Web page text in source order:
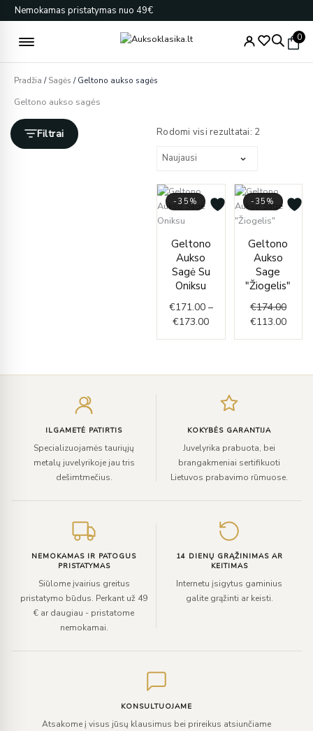
Pereiti
prie
turinio
Nemokamas pristatymas nuo 49€
0
Pradžia /Sagės / Geltono aukso sagės
Geltono aukso sagės
Filtrai Rodomi visi rezultatai: 2pagal
-35%
Geltono
Aukso
Sagė Su
Oniksu
€171.00 –
€173.00
range:
through
-35%
Geltono
Aukso
Sage
"Žiogelis"
€174.00
price
€113.00
price
ILGAMETĖ PATIRTIS
Specializuojamės tauriųjų
metalų juvelyrikoje jau tris
dešimtmečius.
KOKYBĖS GARANTIJA
Juvelyrika prabuota, bei
brangakmeniai sertifikuoti
Lietuvos prabavimo rūmuose.
NEMOKAMAS IR PATOGUS
PRISTATYMAS
Siūlome įvairius greitus
pristatymo būdus. Perkant už 49
€ ar daugiau - pristatome
nemokamai.
14 DIENŲ GRĄŽINIMAS AR
KEITIMAS
Internetu įsigytus gaminius
galite grąžinti ar keisti.
KONSULTUOJAME
Atsakome į visus jūsų klausimus bei prireikus atsiunčiame